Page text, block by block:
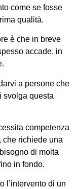
come se fosse
qualità.
è che in breve
accade, in
a persone che
svolga questa
competenza
che richiede una
di molta
in fondo.
l’intervento di un